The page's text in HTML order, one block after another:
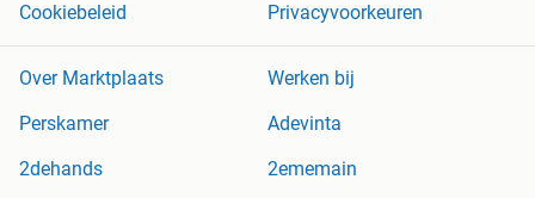
Cookiebeleid
Privacyvoorkeuren
Over Marktplaats
Werken bij
Perskamer
Adevinta
2dehands
2ememain